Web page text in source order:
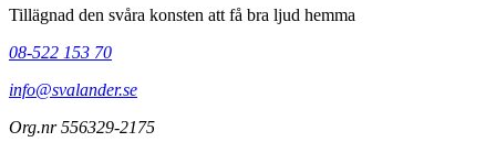
Tillägnad den svåra konsten att få bra ljud hemma
08-522 153 70
info@svalander.se
Org.nr 556329-2175